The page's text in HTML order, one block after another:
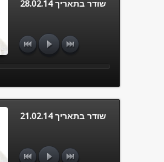
שודר בתאריך 28.02.14
שודר בתאריך 21.02.14